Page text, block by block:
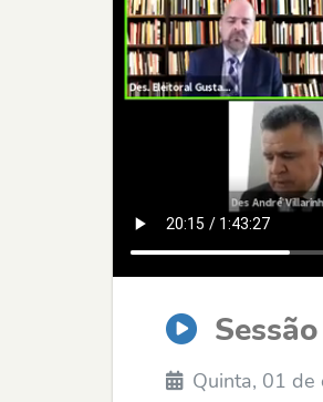
Quinta, 01